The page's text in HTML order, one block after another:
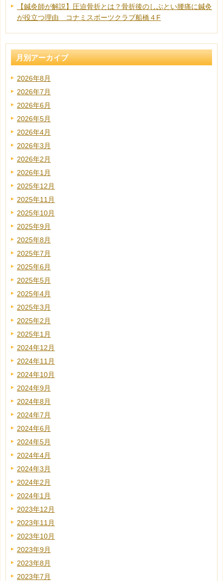
【鍼灸師が解説】圧迫骨折とは？骨折後のしぶとい腰痛に鍼灸
が役立つ理由 コナミスポーツクラブ船橋４F
月別アーカイブ
2026年8月
2026年7月
2026年6月
2026年5月
2026年4月
2026年3月
2026年2月
2026年1月
2025年12月
2025年11月
2025年10月
2025年9月
2025年8月
2025年7月
2025年6月
2025年5月
2025年4月
2025年3月
2025年2月
2025年1月
2024年12月
2024年11月
2024年10月
2024年9月
2024年8月
2024年7月
2024年6月
2024年5月
2024年4月
2024年3月
2024年2月
2024年1月
2023年12月
2023年11月
2023年10月
2023年9月
2023年8月
2023年7月